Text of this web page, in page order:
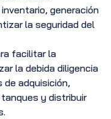
generación
la seguridad del
facilitar la
la debida diligencia
de adquisición,
y distribuir